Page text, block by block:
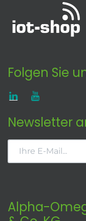
Folgen Sie
Newsletter
Alpha-